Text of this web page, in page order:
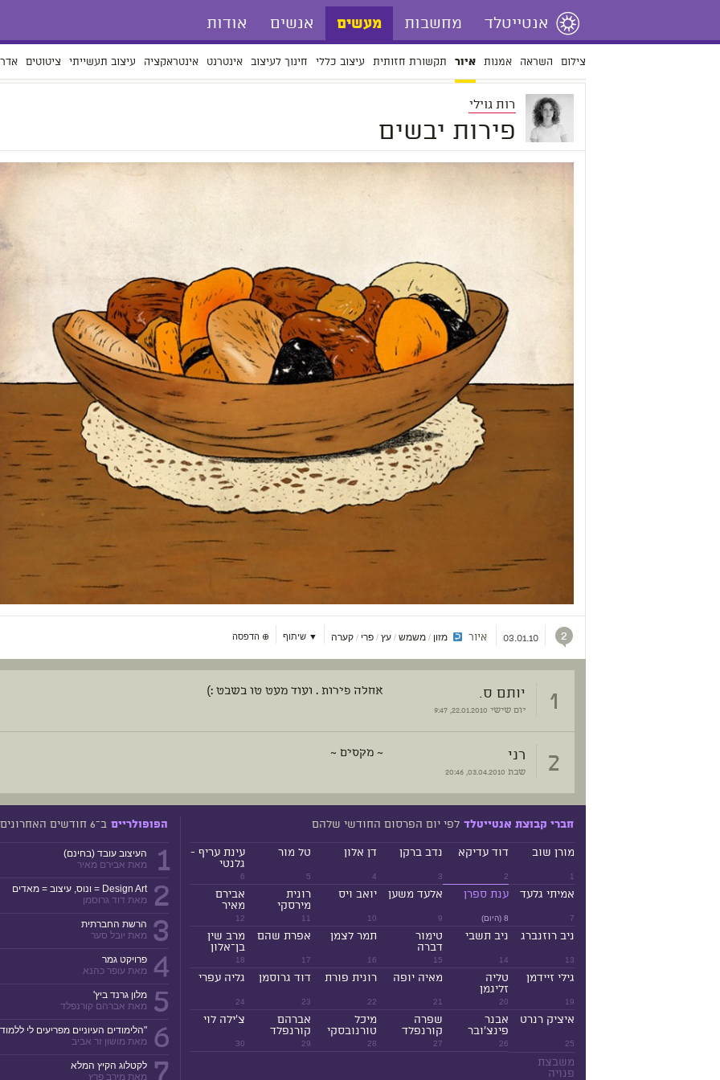
אנטייטלד מחשבות מעשים אנשים אודות
צילום השראה אמנות איור תקשורת חזותית עיצוב כללי חינוך לעיצוב אינטרנט אינטראקציה עיצוב תעשייתי ציטוטים
רות גוילי
פירות יבשים
2
03.01.10 איור מזון / משמש/ עץ/ פרי / קערה ▼ שיתוף ⊕ הדפסה
1 יותם ס.
יום שישי
אחלה פירות . ועוד מעט טו בשבט :)
2 רני
שבת
~ מקסים ~
חברי קבוצת אנטייטלד לפי יום הפרסום החודשי שלהם
1
מורן שוב
2
דוד עדיקא
3
נדב ברקן
4
דן אלון
5
טל מור
6
עינת עריף -
גלנטי
7
אמיתי גלעד
8 (היום)
ענת ספרן
9
אלעד משען
10
יואב ויס
11
רונית
מירסקי
12
אבירם
מאיר
13
ניב רוזנברג
14
ניב תשבי
15
טימור
דברה
16
תמר לצמן
17
אפרת שהם
18
מרב שין
בן־אלון
19
גילי זיידמן
20
טליה
זליגמן
21
מאיה יופה
22
רונית פורת
23
דוד גרוסמן
24
גליה עפרי
25
איציק רנרט
26
אבנר
פינצ'ובר
27
שפרה
קורנפלד
28
מיכל
טורנובסקי
29
אברהם
קורנפלד
30
צ'ילה לוי
משבצת
פנויה
הפופולריים ב־6 חודשים האחרונים
1
העיצוב עובד (בחינם)
מאת אבירם מאיר
2
Design Art = ונוס, עיצוב = מאדים
מאת דוד גרוסמן
3
הרשת החברתית
מאת יובל סער
4
פרויקט גמר
מאת עופר כהנא
5
מלון גרנד ביץ'
מאת אברהם קורנפלד
6
"הלימודים העיוניים מפריעים לי
מאת מושון זר אביב
לקטלוג הקיץ המלא
מאת מירב פרץ